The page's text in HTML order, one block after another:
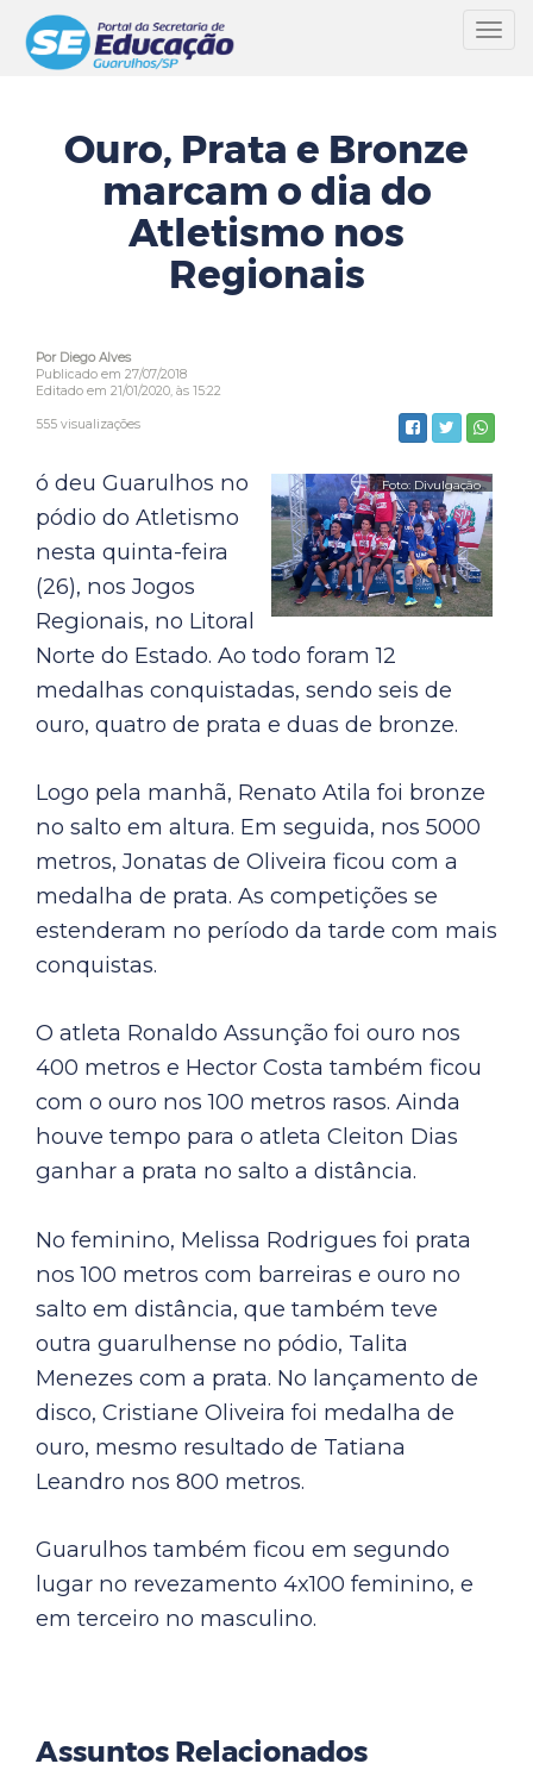
Ouro, Prata e Bronze
marcam o dia do
Atletismo nos
Regionais
Por Diego Alves
Publicado em 27/07/2018
Editado em 21/01/2020, às 15:22
555 visualizações
ó deu Guarulhos no
pódio do Atletismo
nesta quinta-feira
(26), nos Jogos
Regionais, no Litoral
Norte do Estado. Ao todo foram 12
medalhas conquistadas, sendo seis de
ouro, quatro de prata e duas de bronze.
Logo pela manhã, Renato Atila foi bronze
no salto em altura. Em seguida, nos 5000
metros, Jonatas de Oliveira ficou com a
medalha de prata. As competições se
estenderam no período da tarde com mais
conquistas.
O atleta Ronaldo Assunção foi ouro nos
400 metros e Hector Costa também ficou
com o ouro nos 100 metros rasos. Ainda
houve tempo para o atleta Cleiton Dias
ganhar a prata no salto a distância.
No feminino, Melissa Rodrigues foi prata
nos 100 metros com barreiras e ouro no
salto em distância, que também teve
outra guarulhense no pódio, Talita
Menezes com a prata. No lançamento de
disco, Cristiane Oliveira foi medalha de
ouro, mesmo resultado de Tatiana
Leandro nos 800 metros.
Guarulhos também ficou em segundo
lugar no revezamento 4x100 feminino, e
em terceiro no masculino.
Assuntos Relacionados